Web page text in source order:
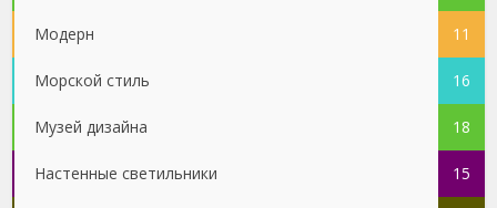
Модерн 11
Морской стиль 16
Музей дизайна 18
Настенные светильники 15